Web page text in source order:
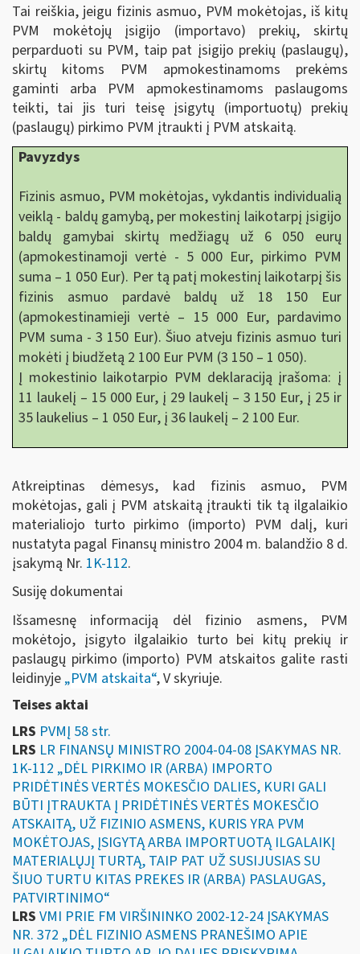
Tai reiškia, jeigu fizinis asmuo, PVM mokėtojas, iš kitų
PVM mokėtojų įsigijo (importavo) prekių, skirtų
perparduoti su PVM, taip pat įsigijo prekių (paslaugų),
skirtų kitoms PVM apmokestinamoms prekėms
gaminti arba PVM apmokestinamoms paslaugoms
teikti, tai jis turi teisę įsigytų (importuotų) prekių
(paslaugų) pirkimo PVM įtraukti į PVM atskaitą.
Pavyzdys
Fizinis asmuo, PVM mokėtojas, vykdantis individualią
veiklą - baldų gamybą, per mokestinį laikotarpį įsigijo
baldų gamybai skirtų medžiagų už 6 050 eurų
(apmokestinamoji vertė - 5 000 Eur, pirkimo PVM
suma – 1 050 Eur). Per tą patį mokestinį laikotarpį šis
fizinis asmuo pardavė baldų už 18 150 Eur
(apmokestinamieji vertė – 15 000 Eur, pardavimo
PVM suma - 3 150 Eur). Šiuo atveju fizinis asmuo turi
mokėti į biudžetą 2 100 Eur PVM (3 150 – 1 050).
Į mokestinio laikotarpio PVM deklaraciją įrašoma: į
11 laukelį – 15 000 Eur, į 29 laukelį – 3 150 Eur, į 25 ir
35 laukelius – 1 050 Eur, į 36 laukelį – 2 100 Eur.
Atkreiptinas dėmesys, kad fizinis asmuo, PVM
mokėtojas, gali į PVM atskaitą įtraukti tik tą ilgalaikio
materialiojo turto pirkimo (importo) PVM dalį, kuri
nustatyta pagal Finansų ministro 2004 m. balandžio 8 d.
įsakymą Nr. 1K-112.
Susiję dokumentai
Išsamesnę informaciją dėl fizinio asmens, PVM
mokėtojo, įsigyto ilgalaikio turto bei kitų prekių ir
paslaugų pirkimo (importo) PVM atskaitos galite rasti
leidinyje „PVM atskaita“, V skyriuje.
Teises aktai
LRS PVMĮ 58 str.
LRS LR FINANSŲ MINISTRO 2004-04-08 ĮSAKYMAS NR.
1K-112 „DĖL PIRKIMO IR (ARBA) IMPORTO
PRIDĖTINĖS VERTĖS MOKESČIO DALIES, KURI GALI
BŪTI ĮTRAUKTA Į PRIDĖTINĖS VERTĖS MOKESČIO
ATSKAITĄ, UŽ FIZINIO ASMENS, KURIS YRA PVM
MOKĖTOJAS, ĮSIGYTĄ ARBA IMPORTUOTĄ ILGALAIKĮ
MATERIALŲJĮ TURTĄ, TAIP PAT UŽ SUSIJUSIAS SU
ŠIUO TURTU KITAS PREKES IR (ARBA) PASLAUGAS,
PATVIRTINIMO“
LRS VMI PRIE FM VIRŠININKO 2002-12-24 ĮSAKYMAS
NR. 372 „DĖL FIZINIO ASMENS PRANEŠIMO APIE